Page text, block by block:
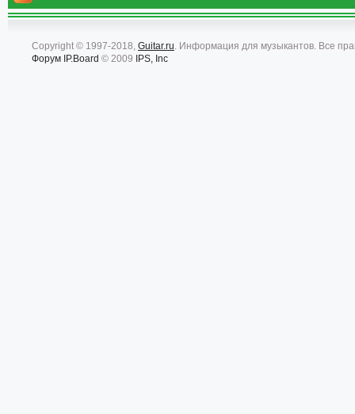
Copyright © 1997-2018, Guitar.ru. Информация для музыкантов. Все
Форум IP.Board © 2009 IPS, Inc